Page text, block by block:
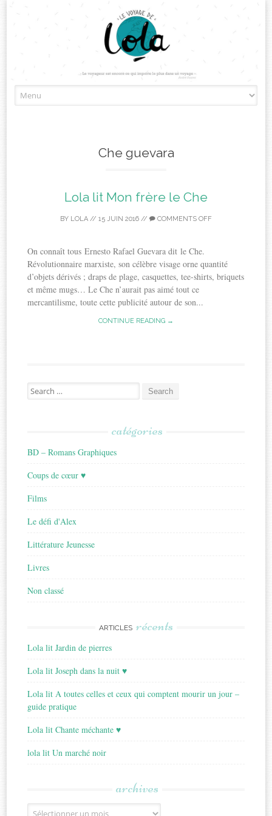
to
Che guevara
Lola lit Mon frère le Che
BY LOLA // 15 JUIN 2016 // COMMENTS OFF
On connaît tous Ernesto Rafael Guevara dit le Che.
Révolutionnaire marxiste, son célèbre visage orne quantité
d’objets dérivés ; draps de plage, casquettes, tee-shirts, briquets
et même mugs… Le Che n’aurait pas aimé tout ce
mercantilisme, toute cette publicité autour de son...
CONTINUE READING →
Search
for:
catégories
BD – Romans Graphiques
Coups de cœur ♥
Films
Le défi d'Alex
Littérature Jeunesse
Livres
Non classé
ARTICLES récents
Lola lit Jardin de pierres
Lola lit Joseph dans la nuit ♥
Lola lit A toutes celles et ceux qui comptent mourir un jour –
guide pratique
Lola lit Chante méchante ♥
lola lit Un marché noir
archives
Archives